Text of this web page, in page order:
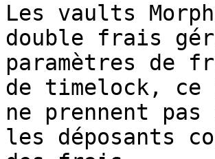
Les vaults
double frais
paramètres de
de timelock,
ne prennent
les déposants